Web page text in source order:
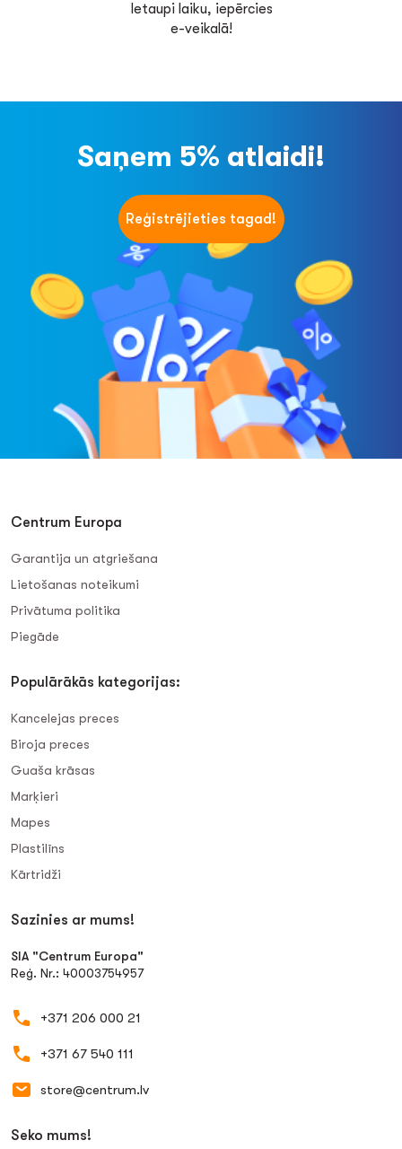
Ietaupi laiku, iepērcies
e-veikalā!
Saņem 5% atlaidi!
Reģistrējieties tagad!
Centrum Europa
Garantija un atgriešana
Lietošanas noteikumi
Privātuma politika
Piegāde
Populārākās kategorijas:
Kancelejas preces
Biroja preces
Guaša krāsas
Marķieri
Mapes
Plastilīns
Kārtridži
Sazinies ar mums!
SIA "Centrum Europa"
Reģ. Nr.: 40003754957
+371 206 000 21
+371 67 540 111
store@centrum.lv
Seko mums!